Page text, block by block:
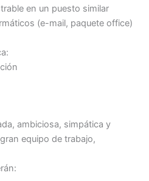
en un puesto similar
(e-mail, paquete office)
ambiciosa, simpática y
equipo de trabajo,